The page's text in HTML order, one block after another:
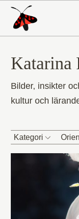
Katarina
Bilder, insikter
kultur och
Kategori